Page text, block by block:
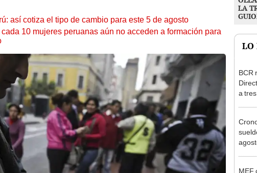
así cotiza el tipo de cambio para este 5 de agosto
10 mujeres peruanas aún no acceden a formación para
LA
LO
BCR
a
MEF